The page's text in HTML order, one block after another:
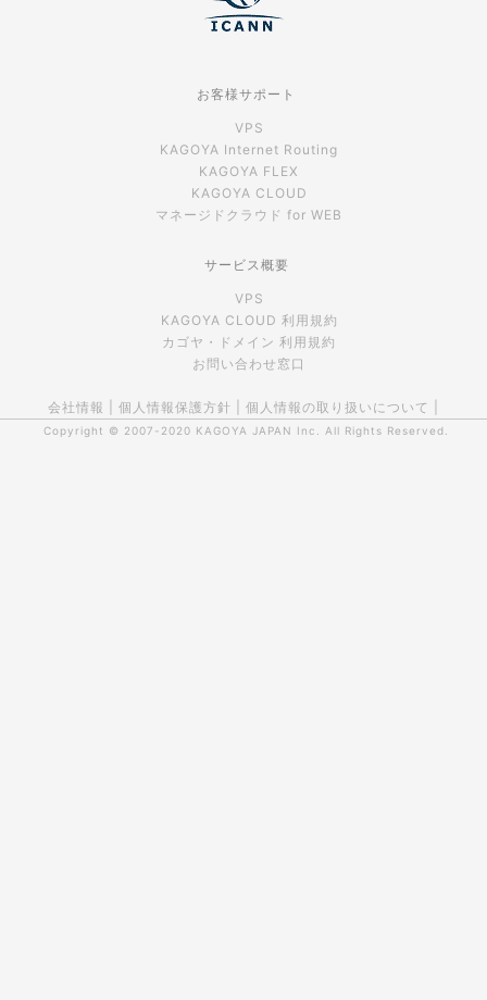
お客様サポート
VPS
KAGOYA Internet Routing
KAGOYA FLEX
KAGOYA CLOUD
マネージドクラウド for WEB
サービス概要
VPS
KAGOYA CLOUD 利用規約
カゴヤ・ドメイン 利用規約
お問い合わせ窓口
会社情報 個人情報保護方針 個人情報の取り扱いについて
Copyright © 2007-2020 KAGOYA JAPAN Inc. All Rights Reserved.